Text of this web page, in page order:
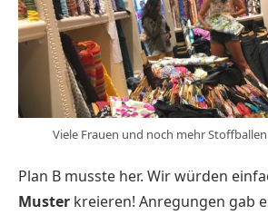
Viele Frauen und noch mehr
Plan B musste her. Wir würden
Muster kreieren! Anregungen gab